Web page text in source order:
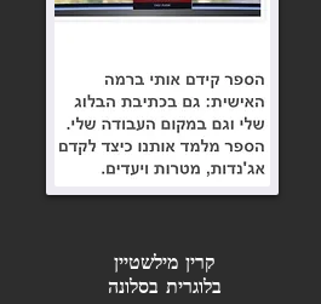
קרין מילשטיין
בלוגרית בסלונה